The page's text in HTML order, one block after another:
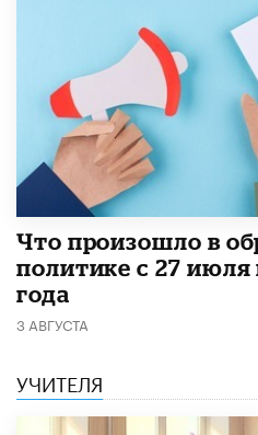
​Что произошло в
политике с 27 июля
года
3 АВГУСТА
УЧИТЕЛЯ